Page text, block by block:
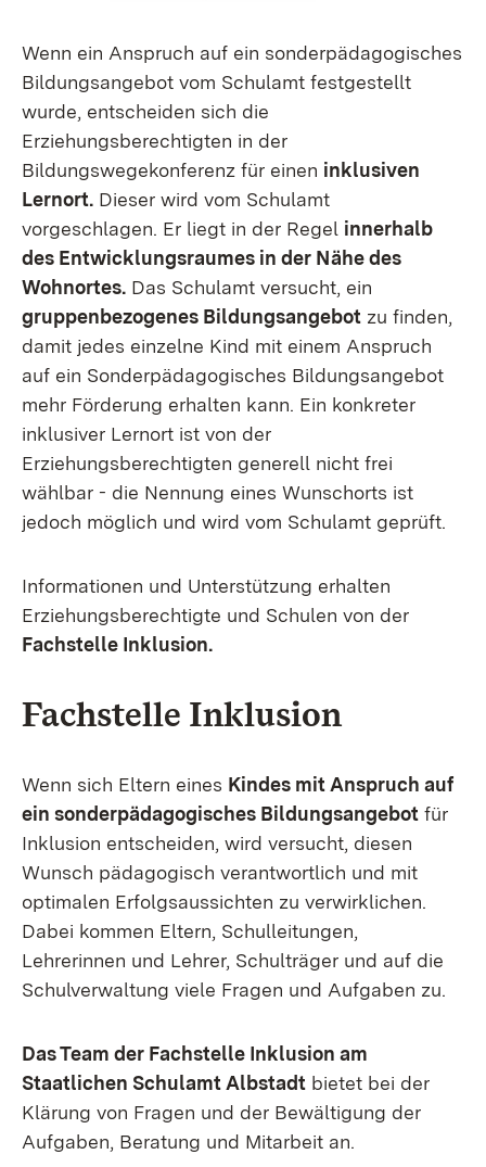
Wenn ein Anspruch auf ein sonderpädagogisches
Bildungsangebot vom Schulamt festgestellt
wurde, entscheiden sich die
Erziehungsberechtigten in der
Bildungswegekonferenz für einen inklusiven
Lernort. Dieser wird vom Schulamt
vorgeschlagen. Er liegt in der Regel innerhalb
des Entwicklungsraumes in der Nähe des
Wohnortes. Das Schulamt versucht, ein
gruppenbezogenes Bildungsangebot zu finden,
damit jedes einzelne Kind mit einem Anspruch
auf ein Sonderpädagogisches Bildungsangebot
mehr Förderung erhalten kann. Ein konkreter
inklusiver Lernort ist von der
Erziehungsberechtigten generell nicht frei
wählbar - die Nennung eines Wunschorts ist
jedoch möglich und wird vom Schulamt geprüft.
Informationen und Unterstützung erhalten
Erziehungsberechtigte und Schulen von der
Fachstelle Inklusion.
Fachstelle Inklusion
Wenn sich Eltern eines Kindes mit Anspruch auf
ein sonderpädagogisches Bildungsangebot für
Inklusion entscheiden, wird versucht, diesen
Wunsch pädagogisch verantwortlich und mit
optimalen Erfolgsaussichten zu verwirklichen.
Dabei kommen Eltern, Schulleitungen,
Lehrerinnen und Lehrer, Schulträger und auf die
Schulverwaltung viele Fragen und Aufgaben zu.
Das Team der Fachstelle Inklusion am
Staatlichen Schulamt Albstadt bietet bei der
Klärung von Fragen und der Bewältigung der
Aufgaben, Beratung und Mitarbeit an.